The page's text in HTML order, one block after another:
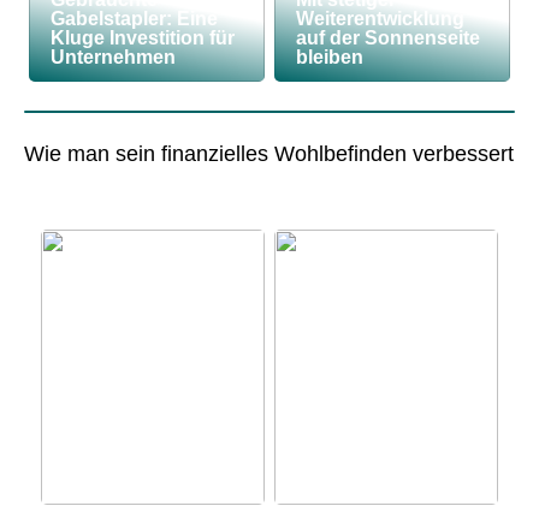
Gabelstapler: Eine
Kluge Investition für
Unternehmen
Weiterentwicklung
auf der Sonnenseite
bleiben
Wie man sein finanzielles Wohlbefinden verbessert